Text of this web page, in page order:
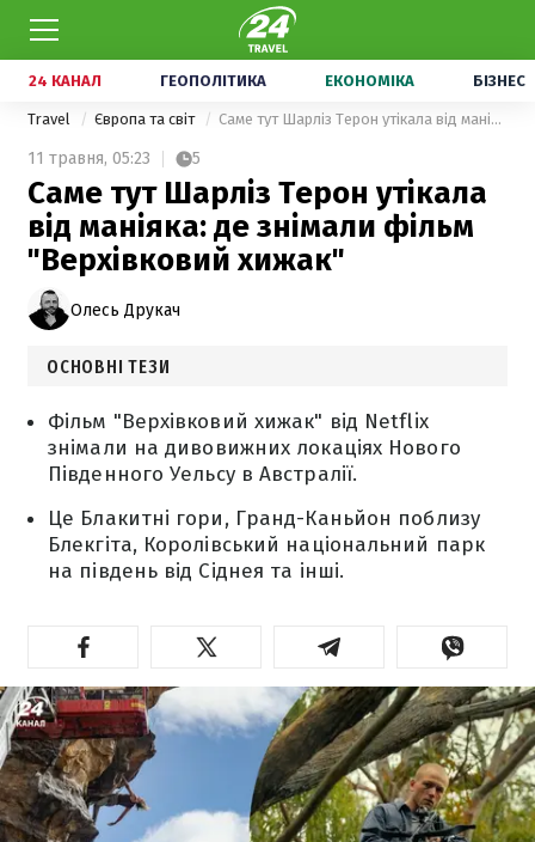
24 КАНАЛ ГЕОПОЛІТИКА ЕКОНОМІКА БІЗНЕС
Travel Європа та світ Саме тут Шарліз Терон утікала від маніяка: де знімали фільм "Верхівковий хижак"
11 травня, 05:23 5
Саме тут Шарліз Терон утікала
від маніяка: де знімали фільм
"Верхівковий хижак"
Олесь Друкач
ОСНОВНІ ТЕЗИ
Фільм "Верхівковий хижак" від Netflix
знімали на дивовижних локаціях Нового
Південного Уельсу в Австралії.
Це Блакитні гори, Гранд-Каньйон поблизу
Блекгіта, Королівський національний парк
на південь від Сіднея та інші.